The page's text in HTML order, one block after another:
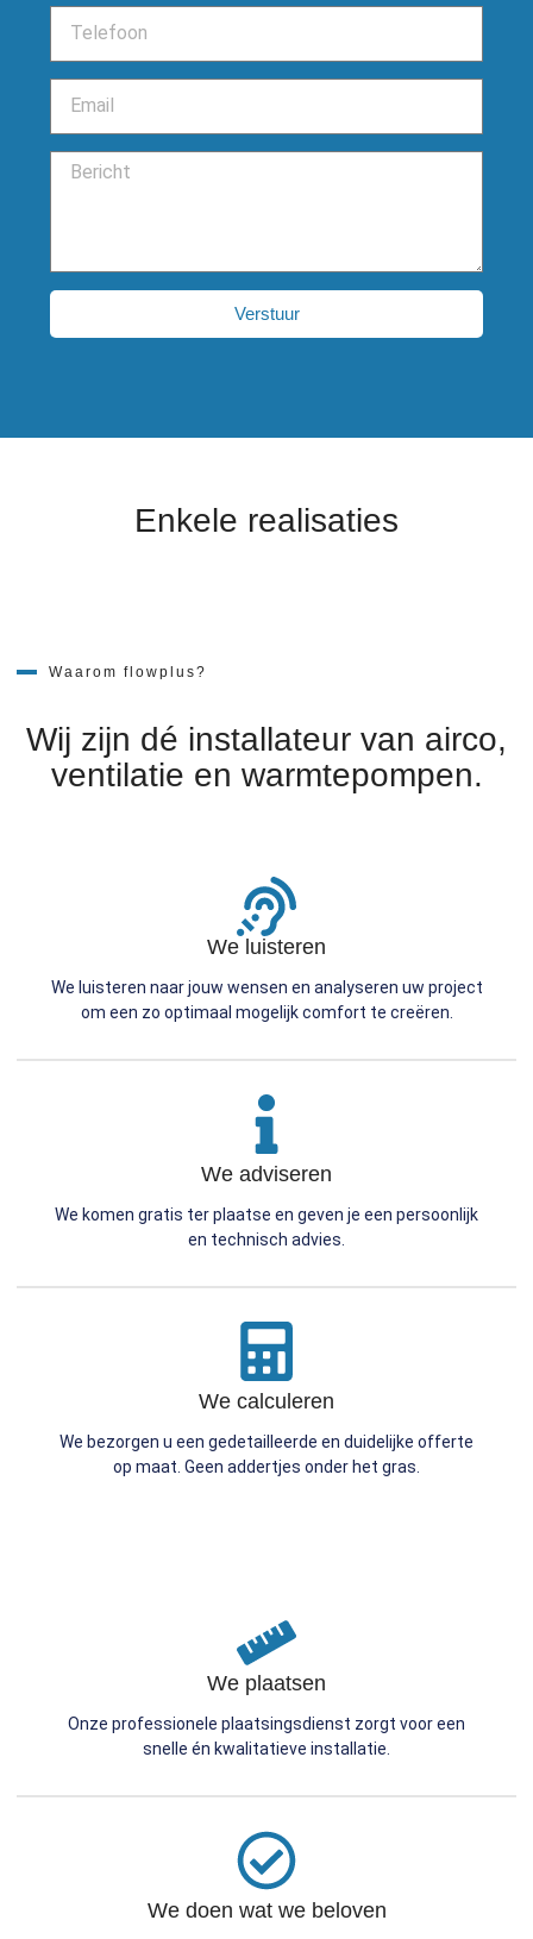
Verstuur
Enkele realisaties
Waarom flowplus?
Wij zijn dé installateur van airco,
ventilatie en warmtepompen.
We luisteren
We luisteren naar jouw wensen en analyseren uw project
om een zo optimaal mogelijk comfort te creëren.
We adviseren
We komen gratis ter plaatse en geven je een persoonlijk
en technisch advies.
We calculeren
We bezorgen u een gedetailleerde en duidelijke offerte
op maat. Geen addertjes onder het gras.
We plaatsen
Onze professionele plaatsingsdienst zorgt voor een
snelle én kwalitatieve installatie.
We doen wat we beloven